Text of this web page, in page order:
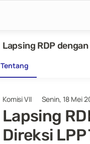
Komisi VII Senin, 18 Mei
Lapsing
Direksi LPP
Lapsing RDP
Tentang